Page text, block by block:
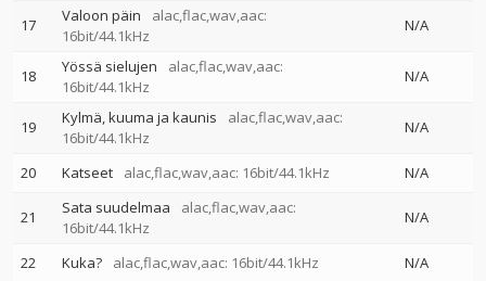
17 Valoon päin
alac,flac,wav,aac:
16bit/44.1kHz
N/A
18 Yössä sielujen
alac,flac,wav,aac:
16bit/44.1kHz
N/A
19 Kylmä, kuuma ja kaunis
alac,flac,wav,aac:
16bit/44.1kHz
N/A
20 Katseet alac,flac,wav,aac: 16bit/44.1kHz N/A
21 Sata suudelmaa
alac,flac,wav,aac:
16bit/44.1kHz
N/A
22 Kuka? alac,flac,wav,aac: 16bit/44.1kHz N/A